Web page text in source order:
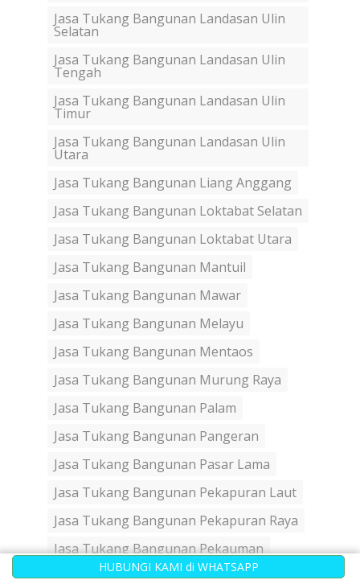
HUBUNGI KAMI di WHATSAPP
Jasa Tukang Bangunan Landasan Ulin
Selatan
Jasa Tukang Bangunan Landasan Ulin
Tengah
Jasa Tukang Bangunan Landasan Ulin
Timur
Jasa Tukang Bangunan Landasan Ulin
Utara
Jasa Tukang Bangunan Liang Anggang
Jasa Tukang Bangunan Loktabat Selatan
Jasa Tukang Bangunan Loktabat Utara
Jasa Tukang Bangunan Mantuil
Jasa Tukang Bangunan Mawar
Jasa Tukang Bangunan Melayu
Jasa Tukang Bangunan Mentaos
Jasa Tukang Bangunan Murung Raya
Jasa Tukang Bangunan Palam
Jasa Tukang Bangunan Pangeran
Jasa Tukang Bangunan Pasar Lama
Jasa Tukang Bangunan Pekapuran Laut
Jasa Tukang Bangunan Pekapuran Raya
Jasa Tukang Bangunan Pekauman